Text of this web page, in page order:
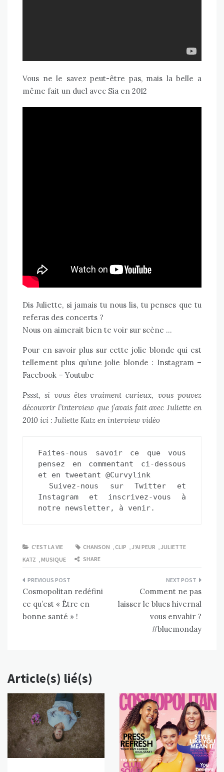
Vous ne le savez peut-être pas, mais la belle a
même fait un duel avec Sia en 2012
Dis Juliette, si jamais tu nous lis, tu penses que tu
referas des concerts ?
Nous on aimerait bien te voir sur scène …
Pour en savoir plus sur cette jolie blonde qui est
tellement plus qu’une jolie blonde : Instagram–
Facebook –Youtube
Pssst, si vous êtes vraiment curieux, vous pouvez
découvrir l’interview que j’avais fait avec Juliette en
2010 ici : Juliette Katz en interview vidéo
Faites-nous savoir ce que vous
pensez en commentant ci-dessous
et en tweetant @Curvylink
Suivez-nous sur Twitter et
Instagram et inscrivez-vous à
notre newsletter, à venir.
C'EST LA VIE CHANSON ,CLIP ,J'AI PEUR ,JULIETTE
KATZ ,MUSIQUE SHARE
Navigation
de
l’article
Cosmopolitan redéfini
ce qu’est « Être en
bonne santé » !
Comment ne pas
laisser le blues hivernal
vous envahir ?
#bluemonday
Article(s) lié(s)